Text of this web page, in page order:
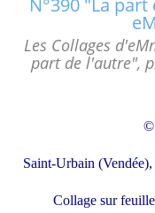
Les Collages
part de l'autre",
©
Saint-Urbain
Collage sur